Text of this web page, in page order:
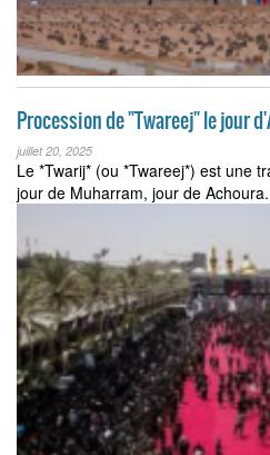
Procession de "Twareej" le jour
juillet 20, 2025
Le *Twarij* (ou *Twareej*) est une
jour de Muharram, jour de